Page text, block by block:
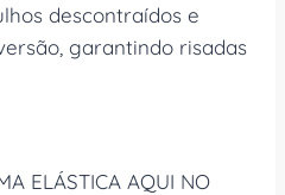
descontraídos e
garantindo risadas
ELÁSTICA AQUI NO